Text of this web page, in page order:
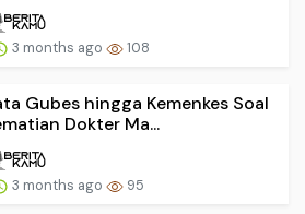
3 months ago 108
Gubes hingga Kemenkes Soal
Dokter Ma...
3 months ago 95